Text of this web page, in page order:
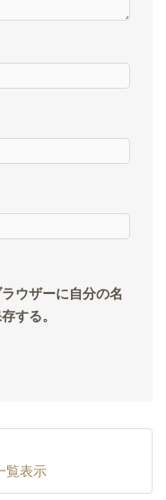
ウザーに自分の名
する。
覧表示